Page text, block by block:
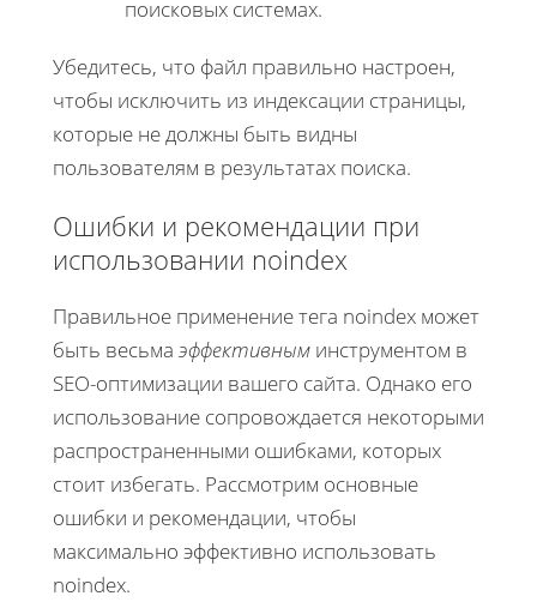
поисковых системах.
Убедитесь, что файл правильно настроен,
чтобы исключить из индексации страницы,
которые не должны быть видны
пользователям в результатах поиска.
Ошибки и рекомендации при
использовании noindex
Правильное применение тега noindex может
быть весьма эффективным инструментом в
SEO-оптимизации вашего сайта. Однако его
использование сопровождается некоторыми
распространенными ошибками, которых
стоит избегать. Рассмотрим основные
ошибки и рекомендации, чтобы
максимально эффективно использовать
noindex.